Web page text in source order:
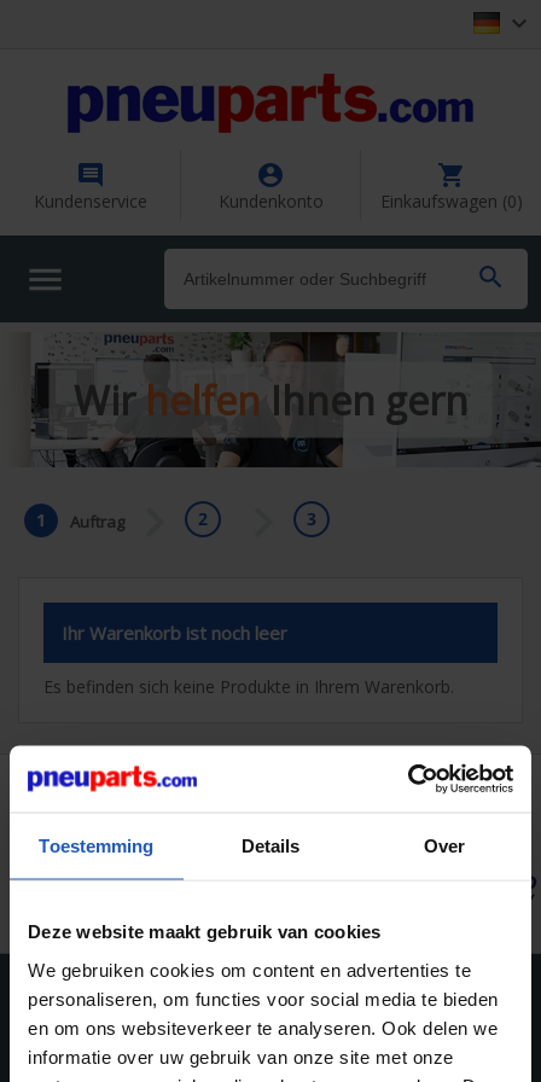
Toestemming Details Over
Deze website maakt gebruik van cookies
We gebruiken cookies om content en advertenties te
personaliseren, om functies voor social media te bieden
en om ons websiteverkeer te analyseren. Ook delen we
informatie over uw gebruik van onze site met onze


Kundenservice

Kundenkonto

Einkaufswagen (0)
 
Wir helfen Ihnen gern
Auftrag
Ihr Warenkorb ist noch leer
Es befinden sich keine Produkte in Ihrem Warenkorb.
BRAUCHEN SIE HILFE?
Für Fragen oder technische Unterstützung wenden Sie sich